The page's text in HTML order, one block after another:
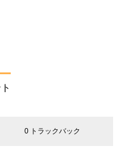
0 トラックバック